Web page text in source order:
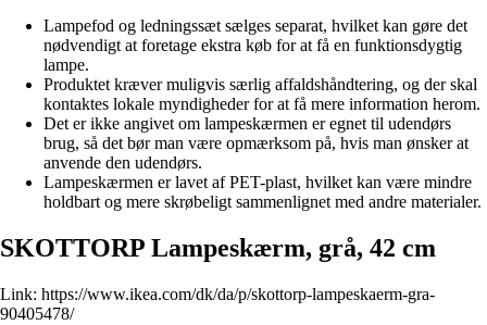
Lampefod og ledningssæt sælges separat, hvilket kan gøre det
nødvendigt at foretage ekstra køb for at få en funktionsdygtig
lampe.
Produktet kræver muligvis særlig affaldshåndtering, og der skal
kontaktes lokale myndigheder for at få mere information herom.
Det er ikke angivet om lampeskærmen er egnet til udendørs
brug, så det bør man være opmærksom på, hvis man ønsker at
anvende den udendørs.
Lampeskærmen er lavet af PET-plast, hvilket kan være mindre
holdbart og mere skrøbeligt sammenlignet med andre materialer.
SKOTTORP Lampeskærm, grå, 42 cm
Link: https://www.ikea.com/dk/da/p/skottorp-lampeskaerm-gra-
90405478/